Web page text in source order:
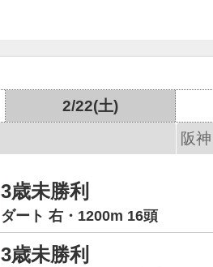
2/22(土)
阪神
3歳未勝利
ダート 右・1200m 16頭
3歳未勝利